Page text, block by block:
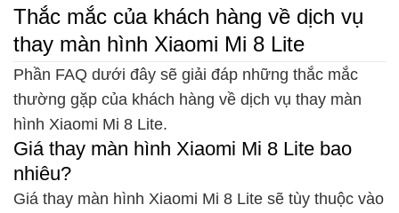
Thắc mắc của khách hàng về dịch vụ
thay màn hình Xiaomi Mi 8 Lite
Phần FAQ dưới đây sẽ giải đáp những thắc mắc
thường gặp của khách hàng về dịch vụ thay màn
hình Xiaomi Mi 8 Lite.
Giá thay màn hình Xiaomi Mi 8 Lite bao
nhiêu?
Giá thay màn hình Xiaomi Mi 8 Lite sẽ tùy thuộc vào